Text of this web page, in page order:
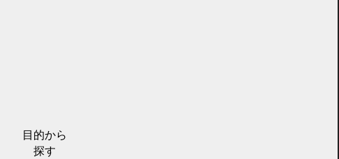
目的から
探す